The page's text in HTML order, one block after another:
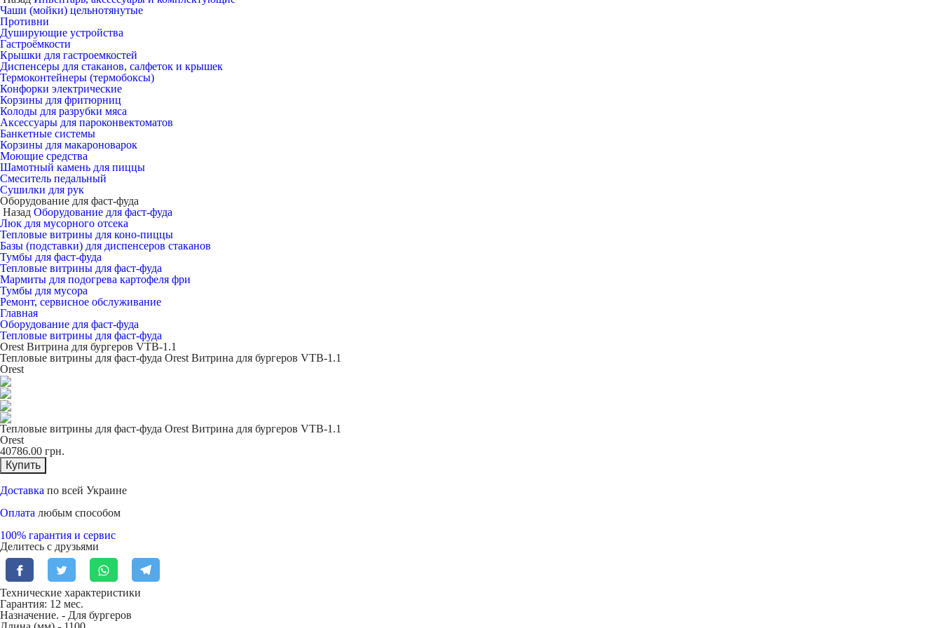
Чаши (мойки) цельнотянутые
Противни
Душирующие устройства
Гастроёмкости
Крышки для гастроемкостей
Диспенсеры для стаканов, салфеток и крышек
Термоконтейнеры (термобоксы)
Конфорки электрические
Корзины для фритюрниц
Колоды для разрубки мяса
Аксессуары для пароконвектоматов
Банкетные системы
Корзины для макароноварок
Моющие средства
Шамотный камень для пиццы
Смеситель педальный
Сушилки для рук
Оборудование для фаст-фуда
Назад Оборудование для фаст-фуда
Люк для мусорного отсека
Тепловые витрины для коно-пиццы
Базы (подставки) для диспенсеров стаканов
Тумбы для фаст-фуда
Тепловые витрины для фаст-фуда
Мармиты для подогрева картофеля фри
Тумбы для мусора
Ремонт, сервисное обслуживание
Главная
Оборудование для фаст-фуда
Тепловые витрины для фаст-фуда
Orest Витрина для бургеров VTB-1.1
Тепловые витрины для фаст-фуда Orest Витрина для бургеров VTB-1.1
Orest
Тепловые витрины для фаст-фуда Orest Витрина для бургеров VTB-1.1
Orest
40786.00 грн.
Купить
Доставка по всей Украине
Оплата любым способом
100% гарантия и сервис
Делитесь с друзьями
Технические характеристики
Гарантия: 12 мес.
Назначение. - Для бургеров